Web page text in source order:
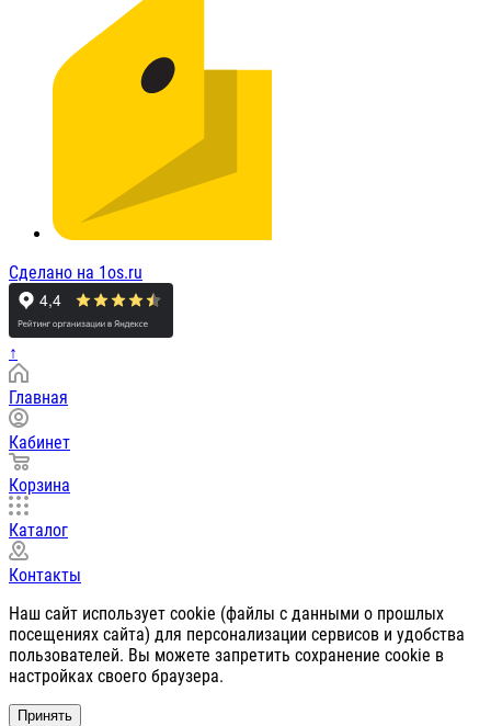
Сделано на 1os.ru
↑
Главная
Кабинет
Корзина
Каталог
Контакты
Наш сайт использует cookie (файлы с данными о прошлых
посещениях сайта) для персонализации сервисов и удобства
пользователей. Вы можете запретить сохранение cookie в
настройках своего браузера.
Принять